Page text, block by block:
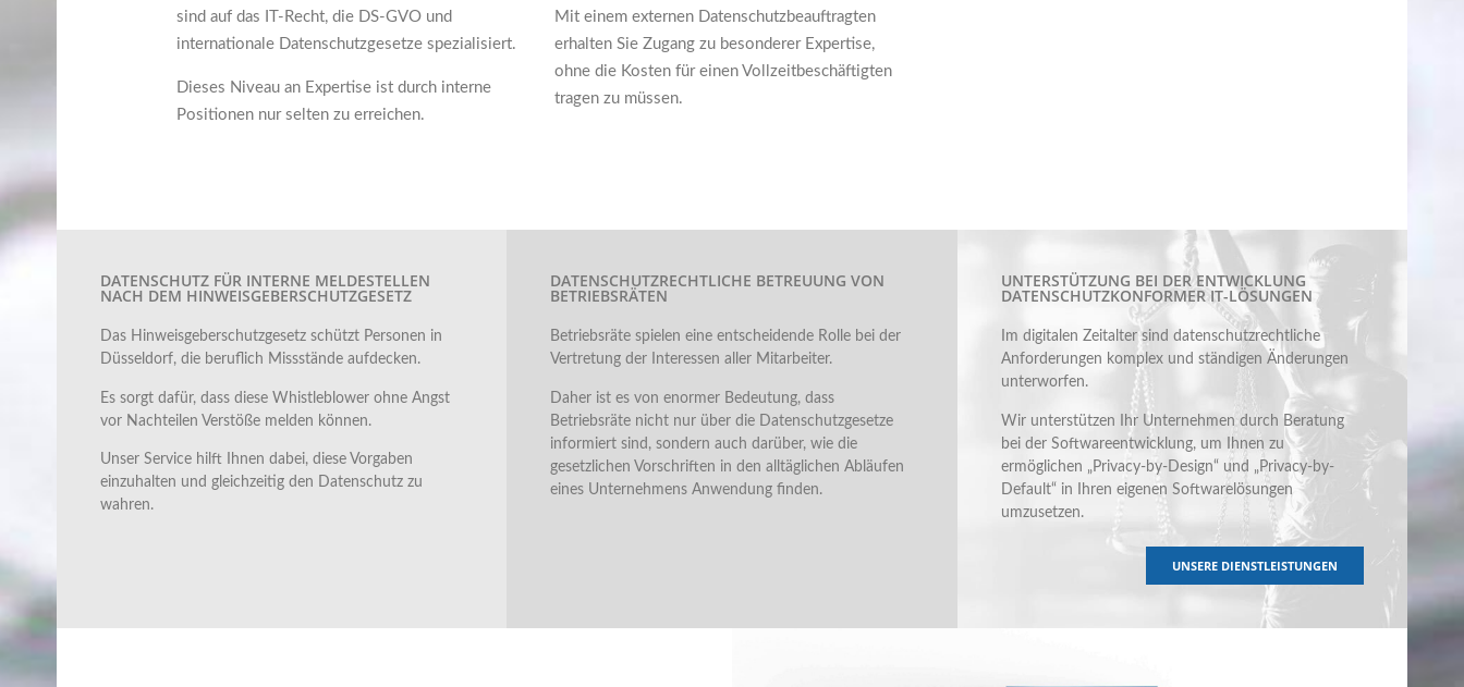
sind auf das IT-Recht, die DS-GVO und
internationale Datenschutzgesetze spezialisiert.
Dieses Niveau an Expertise ist durch interne
Positionen nur selten zu erreichen.
Mit einem externen Datenschutzbeauftragten
erhalten Sie Zugang zu besonderer Expertise,
ohne die Kosten für einen Vollzeitbeschäftigten
tragen zu müssen.
DATENSCHUTZ FÜR INTERNE MELDESTELLEN
NACH DEM HINWEISGEBERSCHUTZGESETZ
Das Hinweisgeberschutzgesetz schützt Personen in
Düsseldorf, die beruflich Missstände aufdecken.
Es sorgt dafür, dass diese Whistleblower ohne Angst
vor Nachteilen Verstöße melden können.
Unser Service hilft Ihnen dabei, diese Vorgaben
einzuhalten und gleichzeitig den Datenschutz zu
wahren.
DATENSCHUTZRECHTLICHE BETREUUNG VON
BETRIEBSRÄTEN
Betriebsräte spielen eine entscheidende Rolle bei der
Vertretung der Interessen aller Mitarbeiter.
Daher ist es von enormer Bedeutung, dass
Betriebsräte nicht nur über die Datenschutzgesetze
informiert sind, sondern auch darüber, wie die
gesetzlichen Vorschriften in den alltäglichen Abläufen
eines Unternehmens Anwendung finden.
UNTERSTÜTZUNG BEI DER ENTWICKLUNG
DATENSCHUTZKONFORMER IT-LÖSUNGEN
Im digitalen Zeitalter sind datenschutzrechtliche
Anforderungen komplex und ständigen Änderungen
unterworfen.
Wir unterstützen Ihr Unternehmen durch Beratung
bei der Softwareentwicklung, um Ihnen zu
ermöglichen „Privacy-by-Design“ und „Privacy-by-
Default“ in Ihren eigenen Softwarelösungen
umzusetzen.
UNSERE DIENSTLEISTUNGEN